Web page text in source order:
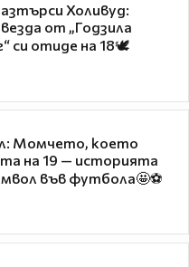
Холивуд:
от „Годзила
си отиде на 18🕊️
Момчето, което
на 19 — историята
във футбола🤩⚽